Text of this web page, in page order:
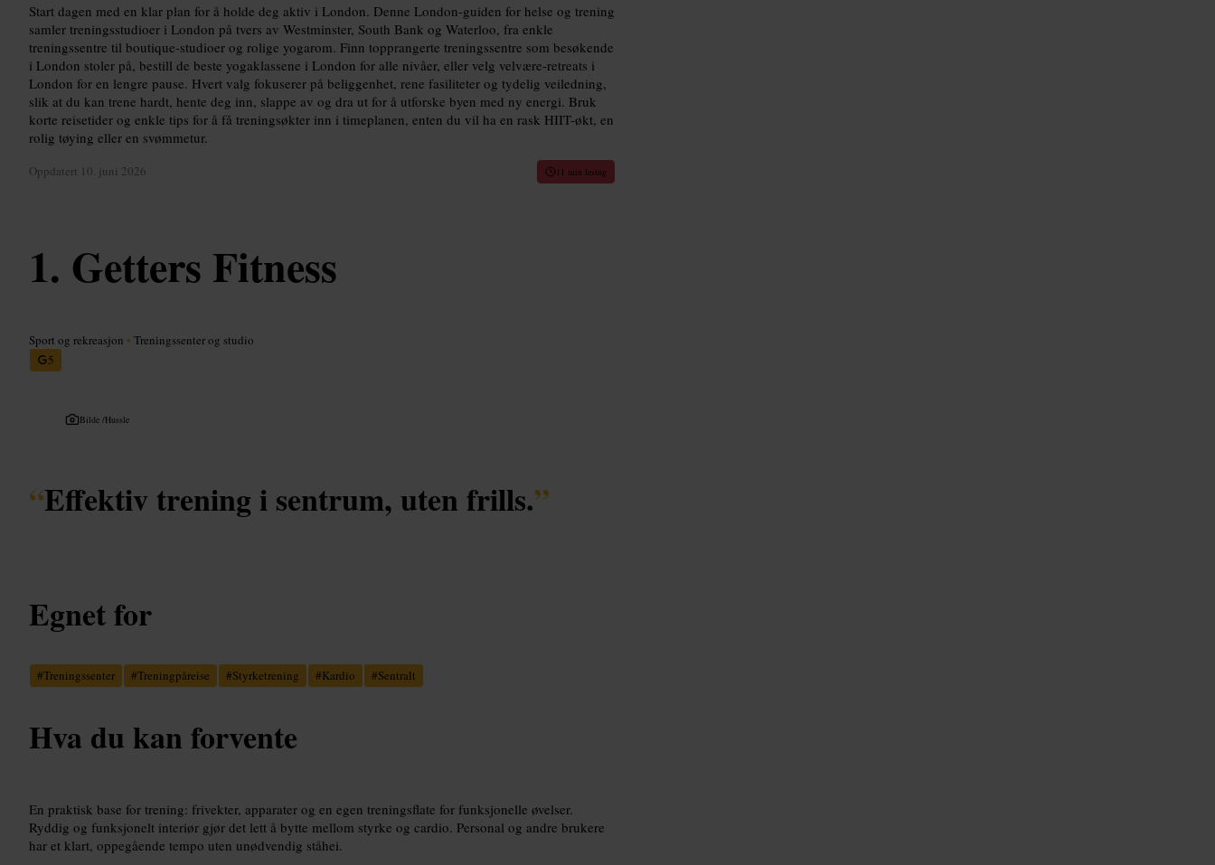
Start dagen med en klar plan for å holde deg aktiv i London. Denne London-guiden for helse og trening
samler treningsstudioer i London på tvers av Westminster, South Bank og Waterloo, fra enkle
treningssentre til boutique-studioer og rolige yogarom. Finn topprangerte treningssentre som besøkende
i London stoler på, bestill de beste yogaklassene i London for alle nivåer, eller velg velvære-retreats i
London for en lengre pause. Hvert valg fokuserer på beliggenhet, rene fasiliteter og tydelig veiledning,
slik at du kan trene hardt, hente deg inn, slappe av og dra ut for å utforske byen med ny energi. Bruk
korte reisetider og enkle tips for å få treningsøkter inn i timeplanen, enten du vil ha en rask HIIT-økt, en
rolig tøying eller en svømmetur.
Oppdatert 10. juni 2026 11 min lesing
Getters Fitness
Sport og rekreasjon • Treningssenter og studio
5
Bilde /Hussle
“Effektiv trening i sentrum, uten frills.”
Egnet for
#Treningssenter #Treningpåreise #Styrketrening #Kardio #Sentralt
Hva du kan forvente
En praktisk base for trening: frivekter, apparater og en egen treningsflate for funksjonelle øvelser.
Ryddig og funksjonelt interiør gjør det lett å bytte mellom styrke og cardio. Personal og andre brukere
har et klart, oppegående tempo uten unødvendig ståhei.